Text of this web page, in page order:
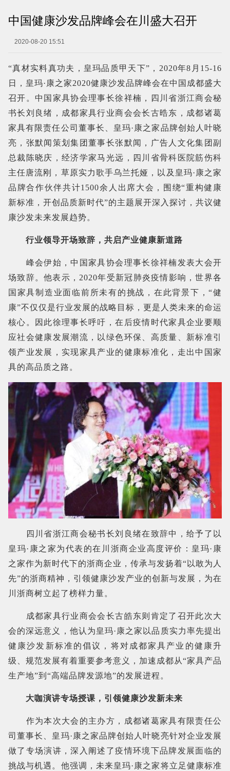
中国健康沙发品牌峰会在川盛大召开
2020-08-20 15:51
“真材实料真功夫，皇玛品质甲天下”，2020年8月15-16
日，皇玛·康之家2020健康沙发品牌峰会在中国成都盛大
召开。中国家具协会理事长徐祥楠，四川省浙江商会秘
书长刘良绪，成都家具行业商会会长古晧东，成都诸葛
家具有限责任公司董事长、皇玛·康之家品牌创始人叶晓
亮，张默闻策划集团董事长张默闻，广告人文化集团副
总裁陈晓庆，经济学家马光远，四川省骨科医院筋伤科
主任唐流刚，草原实力歌手乌兰托娅，以及皇玛·康之家
品牌合作伙伴共计1500余人出席大会，围绕“重构健康
新标准，开创品质新时代”的主题展开深入探讨，共议健
康沙发未来发展趋势。
行业领导开场致辞，共启产业健康新道路
峰会伊始，中国家具协会理事长徐祥楠发表大会开
场致辞。他表示，2020年受新冠肺炎疫情影响，世界各
国家具制造业面临前所未有的挑战，在此背景下，“健
康”不仅仅是行业发展的战略目标，更是人类未来的命运
核心。因此徐理事长呼吁，在后疫情时代家具企业要顺
应社会健康发展潮流，以绿色环保、高质量、新标准引
领产业发展，实现家具产业的健康标准化，走出中国家
具的高品质之路。
四川省浙江商会秘书长刘良绪在致辞中，给予了以
皇玛·康之家为代表的在川浙商企业高度评价：皇玛·康
之家作为新时代下的浙商企业，传承与发扬着“以敢为人
先”的浙商精神，引领健康沙发产业的创新与发展，为在
川浙商树立起了榜样力量。
成都家具行业商会会长古皓东则肯定了召开此次大
会的深远意义，他认为皇玛·康之家以品质实力率先提出
健康沙发新标准的倡议，将对成都家具产业的健康升
级、规范发展有着重要参考意义，加速成都从“家具产品
生产地”到“高端品牌发源地”的发展进程。
大咖演讲专场授课，引领健康沙发新未来
作为本次大会的主办方，成都诸葛家具有限责任公
司董事长、皇玛·康之家品牌创始人叶晓亮针对企业发展
做了专场演讲，深入阐述了疫情环境下品牌发展面临的
挑战与机遇。他强调，未来皇玛·康之家将立足健康标准